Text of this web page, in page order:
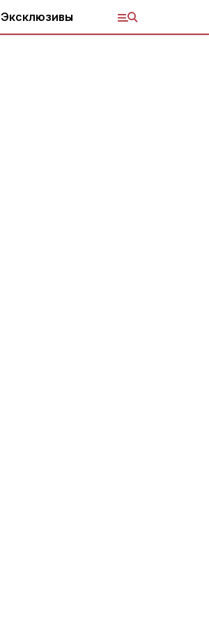
Эксклюзивы